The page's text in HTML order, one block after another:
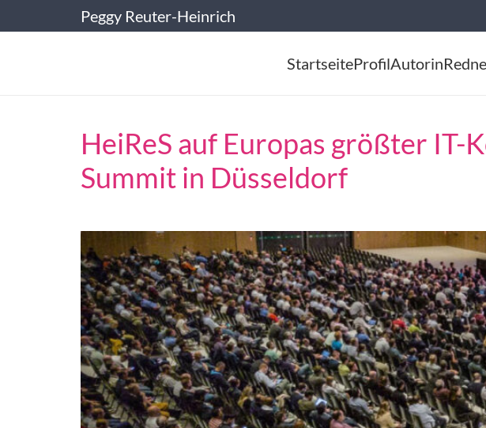
Peggy Reuter-Heinrich
StartseiteProfilAutorin
HeiReS auf Europas größter IT-
Summit in Düsseldorf